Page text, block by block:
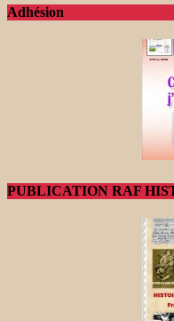
Adhésion
PUBLICATION RAF